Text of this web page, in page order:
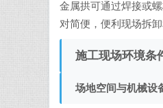
金属拱可通过焊接或
对简便，便利现场拆
施工现场环境条
场地空间与机械设